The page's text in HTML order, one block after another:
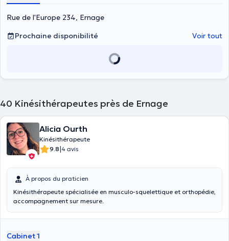
Rue de l'Europe 234, Ernage
Prochaine disponibilité
Voir tout
40 Kinésithérapeutes près de Ernage
Alicia Ourth
Kinésithérapeute
9.8|4 avis
À propos du praticien
Kinésithérapeute spécialisée en musculo-squelettique et orthopédie,
accompagnement sur mesure.
Cabinet 1